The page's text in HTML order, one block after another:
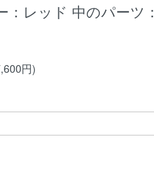
：レッド 中のパーツ：
円)